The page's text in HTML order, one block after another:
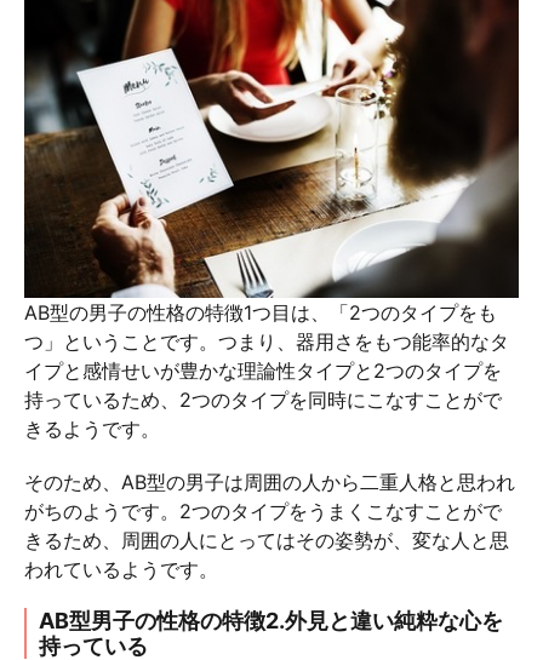
AB型の男子の性格の特徴1つ目は、「2つのタイプをも
つ」ということです。つまり、器用さをもつ能率的なタ
イプと感情せいが豊かな理論性タイプと2つのタイプを
持っているため、2つのタイプを同時にこなすことがで
きるようです。
そのため、AB型の男子は周囲の人から二重人格と思われ
がちのようです。2つのタイプをうまくこなすことがで
きるため、周囲の人にとってはその姿勢が、変な人と思
われているようです。
AB型男子の性格の特徴2.外見と違い純粋な心を
持っている